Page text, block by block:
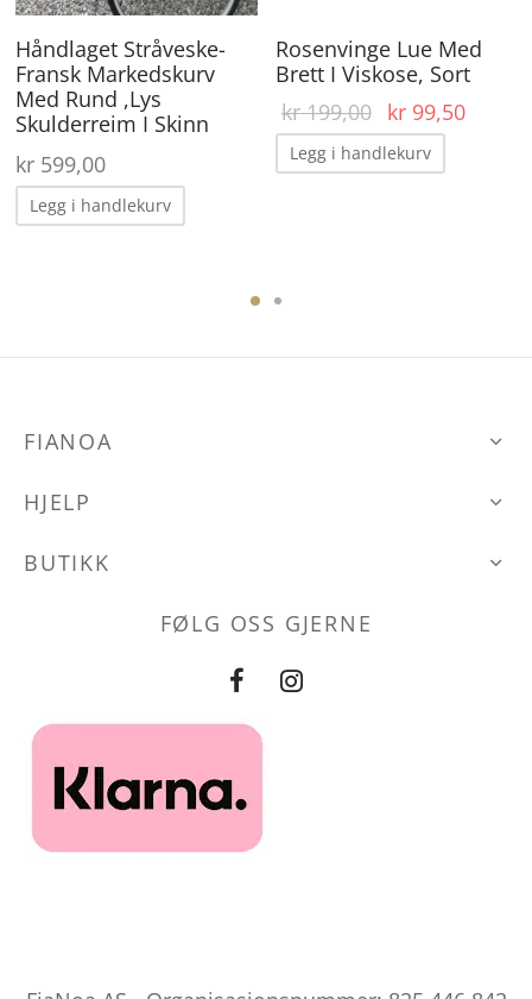
Håndlaget Stråveske-
Fransk Markedskurv
Med Rund ,Lys
Skulderreim I Skinn
kr599,00
Legg i handlekurv
Rosenvinge Lue Med
Brett I Viskose, Sort
kr199,00
Opprinnelig
pris var:
kr 199,00.
kr99,50
Legg i handlekurv
FIANOA
HJELP
BUTIKK
FØLG OSS GJERNE